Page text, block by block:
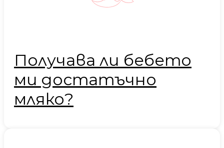
Получава ли бебето
ми достатъчно
мляко?